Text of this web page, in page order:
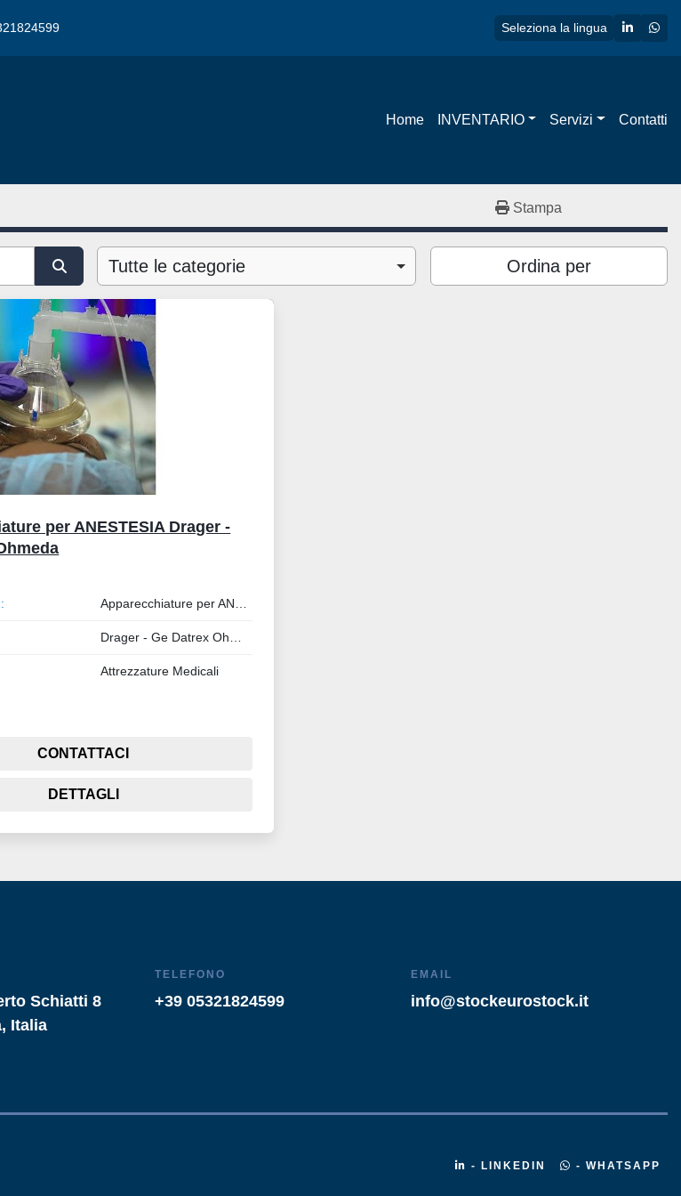
Seleziona la lingua linkedin
Home INVENTARIO Servizi Contatti
Stampa
Tutte le categorie Ordina per
per ANESTESIA Drager -
Attrezzature Medicali
CONTATTACI
DETTAGLI
Schiatti 8
Italia
TELEFONO
+39 05321824599
EMAIL
info@stockeurostock.it
- LINKEDIN - WHATSAPP